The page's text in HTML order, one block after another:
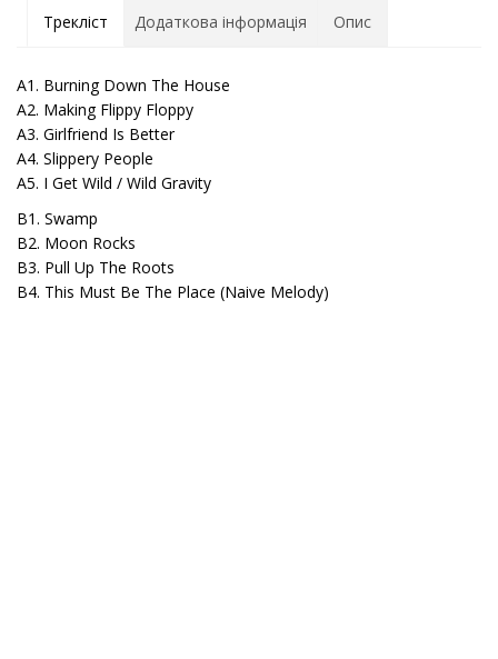
Трекліст Додаткова інформація Опис
A1. Burning Down The House
A2. Making Flippy Floppy
A3. Girlfriend Is Better
A4. Slippery People
A5. I Get Wild / Wild Gravity
B1. Swamp
B2. Moon Rocks
B3. Pull Up The Roots
B4. This Must Be The Place (Naive Melody)